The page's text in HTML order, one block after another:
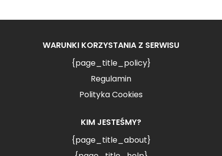
WARUNKI KORZYSTANIA Z SERWISU
{page_title_policy}
Regulamin
Polityka Cookies
KIM JESTEŚMY?
{page_title_about}